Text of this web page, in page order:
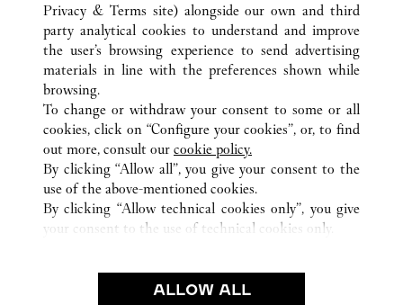
ALL CARTIER LOCATIONS JAPAN
TOKYO
MINATO-KU
AZABUDAI 1-2-4
CUSTOMER CARE
CONTACT US
OUR COMPANY
CAREERS
FIND A BOUTIQUE
Privacy & Terms site) alongside our own and third
party analytical cookies to understand and improve
the user’s browsing experience to send advertising
materials in line with the preferences shown while
browsing.
To change or withdraw your consent to some or all
cookies, click on “Configure your cookies”, or, to find
out more, consult our cookie policy.
By clicking “Allow all”, you give your consent to the
use of the above-mentioned cookies.
By clicking “Allow technical cookies only”, you give
your consent to the use of technical cookies only.
ALLOW ALL